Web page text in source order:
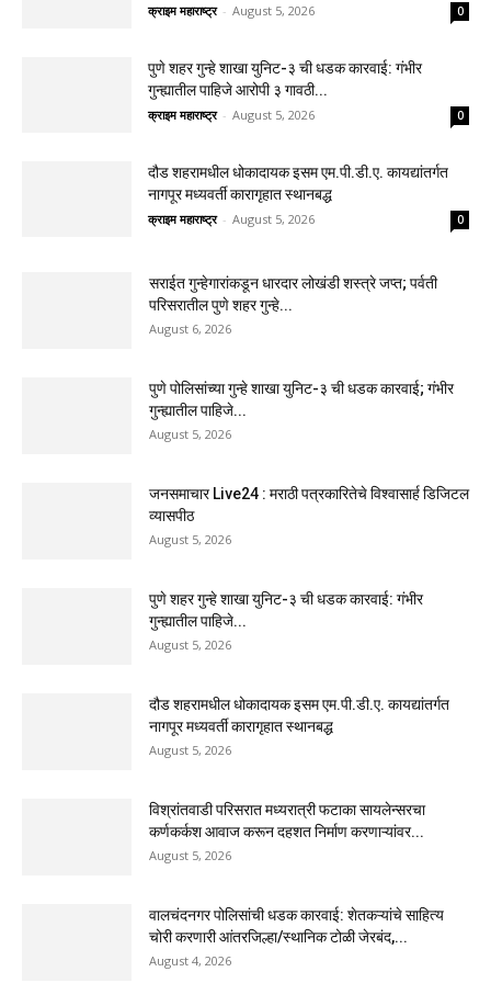
क्राइम महाराष्ट्र - August 5, 2026 0
पुणे शहर गुन्हे शाखा युनिट-३ ची धडक कारवाई: गंभीर
गुन्ह्यातील पाहिजे आरोपी ३ गावठी...
क्राइम महाराष्ट्र - August 5, 2026 0
दौड शहरामधील धोकादायक इसम एम.पी.डी.ए. कायद्यांतर्गत
नागपूर मध्यवर्ती कारागृहात स्थानबद्ध
क्राइम महाराष्ट्र - August 5, 2026 0
सराईत गुन्हेगारांकडून धारदार लोखंडी शस्त्रे जप्त; पर्वती
परिसरातील पुणे शहर गुन्हे...
August 6, 2026
पुणे पोलिसांच्या गुन्हे शाखा युनिट-३ ची धडक कारवाई; गंभीर
गुन्ह्यातील पाहिजे...
August 5, 2026
जनसमाचार Live24 : मराठी पत्रकारितेचे विश्वासार्ह डिजिटल
व्यासपीठ
August 5, 2026
पुणे शहर गुन्हे शाखा युनिट-३ ची धडक कारवाई: गंभीर
गुन्ह्यातील पाहिजे...
August 5, 2026
दौड शहरामधील धोकादायक इसम एम.पी.डी.ए. कायद्यांतर्गत
नागपूर मध्यवर्ती कारागृहात स्थानबद्ध
August 5, 2026
विश्रांतवाडी परिसरात मध्यरात्री फटाका सायलेन्सरचा
कर्णकर्कश आवाज करून दहशत निर्माण करणाऱ्यांवर...
August 5, 2026
वालचंदनगर पोलिसांची धडक कारवाई: शेतकऱ्यांचे साहित्य
चोरी करणारी आंतरजिल्हा/स्थानिक टोळी जेरबंद,...
August 4, 2026